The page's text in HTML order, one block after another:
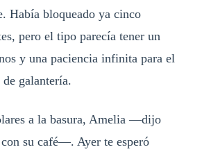
Había bloqueado ya cinco
pero el tipo parecía tener un
y una paciencia infinita para el
galantería.
a la basura, Amelia —dijo
su café—. Ayer te esperó